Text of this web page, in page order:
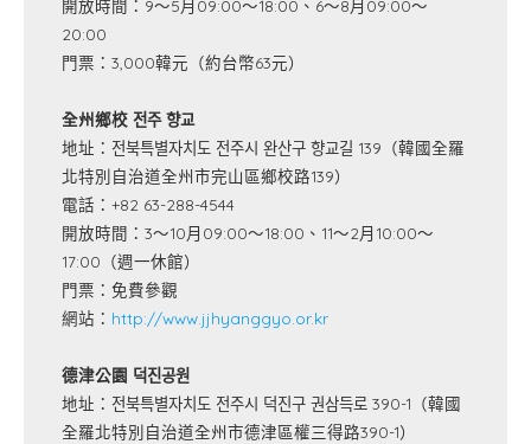
開放時間：9～5月09:00～18:00、6～8月09:00～
20:00
門票：3,000韓元（約台幣63元）
全州鄉校 전주 향교
地址：전북특별자치도 전주시 완산구 향교길 139（韓國全羅
北特別自治道全州市完山區鄉校路139）
電話：+82 63-288-4544
開放時間：3～10月09:00～18:00、11～2月10:00～
17:00（週一休館）
門票：免費參觀
網站： http://www.jjhyanggyo.or.kr
德津公園 덕진공원
地址：전북특별자치도 전주시 덕진구 권삼득로 390-1（韓國
全羅北特別自治道全州市德津區權三得路390-1）